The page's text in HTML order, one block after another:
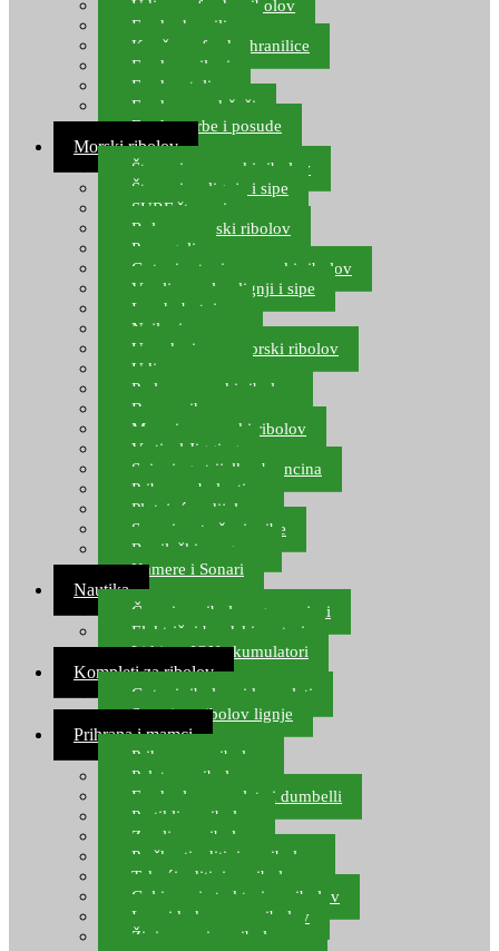
Udice za feeder ribolov
Feeder hranilice
Kopče za feeder hranilice
Feeder najloni
Feeder stolice
Feeder arm držači
Feeder torbe i posude
Morski ribolov
Štapovi za morski ribolov
Štapovi za lignje i sipe
SURF štapovi
Role za morski ribolov
Parangali
Gotovi setovi za morski ribolov
Varalice za lov lignji i sipe
Lov hobotnice
Najloni za more
Upredenice za morski ribolov
Udice za more
Perle za morski ribolov
Brum prihrana za more
Mamci za morski ribolov
Vertical Jigging
Spinning strijelke, brancina
Pribor za bolentino
Plutajuća odijela
Sonari za traženje ribe
Ronilački program
Kamere i Sonari
Nautika
Čamci za ribolov, gumenjaci
Električni brodski motori
Lithium ION akumulatori
Kompleti za ribolov
Gotovi ribolovni kompleti
Setovi za ribolov lignje
Prihrana i mamci
Prihrana za ribolov
Pelete za ribolov
Feeder lovne pelete i dumbelli
Partikli za ribolov
Zemlja za ribolov
Praškasti aditivi za ribolov
Tekući aditivi za ribolov
Gel i sprej atraktori za ribolov
Lovni kukuruz za ribolov
Živi mamci za ribolov